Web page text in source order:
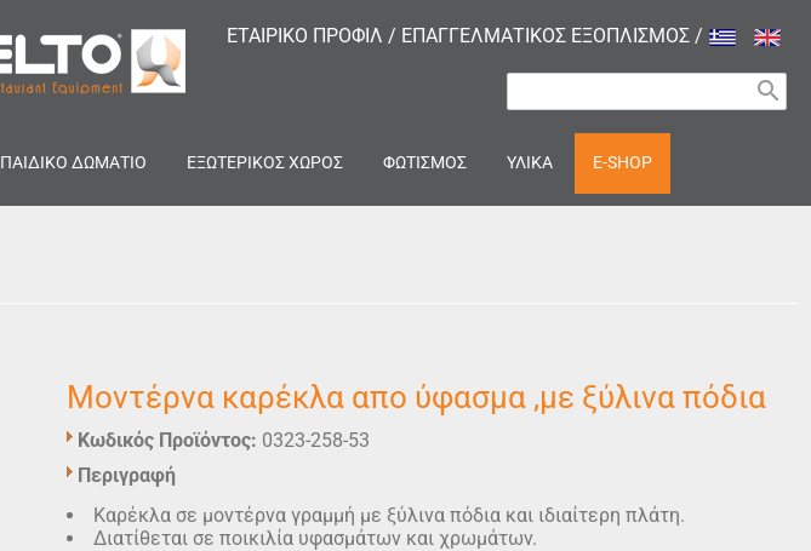
ΕΤΑΙΡΙΚΟ ΠΡΟΦΙΛ / ΕΠΑΓΓΕΛΜΑΤΙΚΟΣ ΕΞΟΠΛΙΣΜΟΣ /
search
ΠΑΙΔΙΚΟ ΔΩΜΑΤΙΟ ΕΞΩΤΕΡΙΚΟΣ ΧΩΡΟΣ ΦΩΤΙΣΜΟΣ ΥΛΙΚΑ E-SHOP
Μοντέρνα καρέκλα απο ύφασμα ,με ξύλινα πόδια
Κωδικός Προϊόντος: 0323-258-53
Περιγραφή
Καρέκλα σε μοντέρνα γραμμή με ξύλινα πόδια και ιδιαίτερη πλάτη.
Διατίθεται σε ποικιλία υφασμάτων και χρωμάτων.